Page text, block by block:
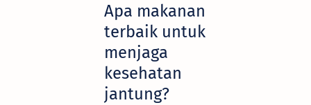
Apa makanan
terbaik untuk
menjaga
kesehatan
jantung?